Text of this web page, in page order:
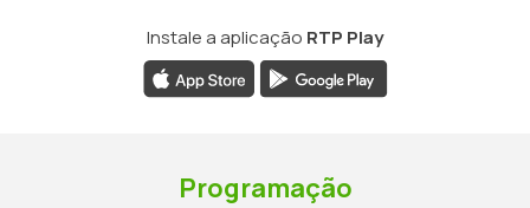
Instale a aplicação RTP Play
Programação